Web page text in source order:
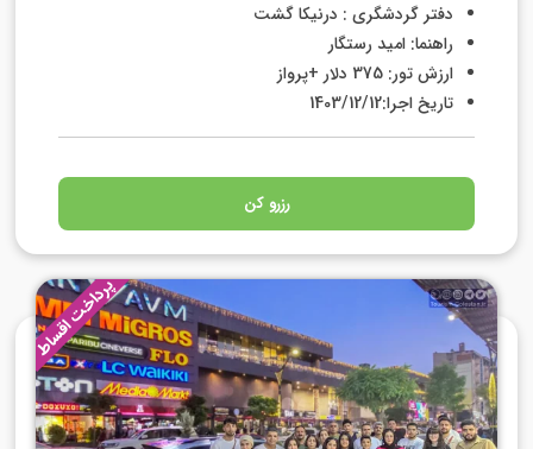
دفتر گردشگری : درنیکا گشت
راهنما: امید رستگار
ارزش تور: 375 دلار +پرواز
تاریخ اجرا:1403/12/12
رزرو کن
پرداخت اقساط